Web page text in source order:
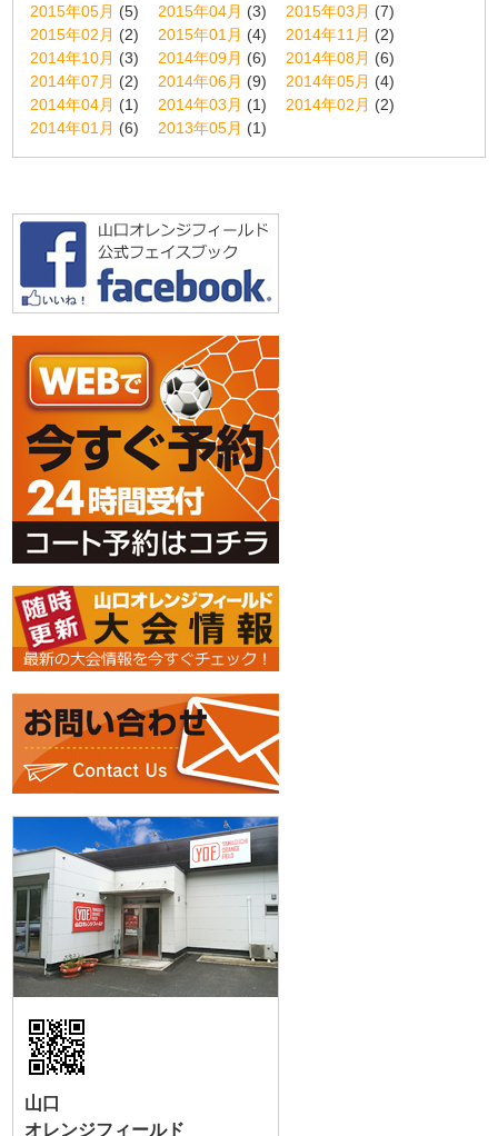
2015年05月 (5) 2015年04月 (3) 2015年03月 (7)
2015年02月 (2) 2015年01月 (4) 2014年11月 (2)
2014年10月 (3) 2014年09月 (6) 2014年08月 (6)
2014年07月 (2) 2014年06月 (9) 2014年05月 (4)
2014年04月 (1) 2014年03月 (1) 2014年02月 (2)
2014年01月 (6) 2013年05月 (1)
山口
オレンジフィールド